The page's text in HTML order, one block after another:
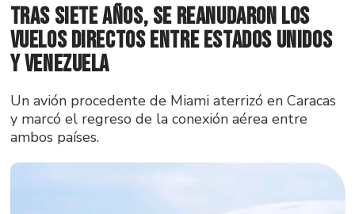
Tras siete años, se reanudaron los
vuelos directos entre Estados Unidos
y Venezuela
Un avión procedente de Miami aterrizó en Caracas
y marcó el regreso de la conexión aérea entre
ambos países.